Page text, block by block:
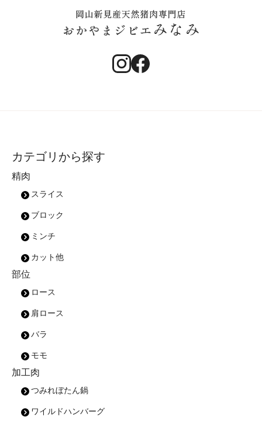
カテゴリから探す
精肉
スライス
ブロック
ミンチ
カット他
部位
ロース
肩ロース
バラ
モモ
加工肉
つみれぼたん鍋
ワイルドハンバーグ